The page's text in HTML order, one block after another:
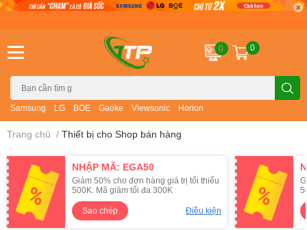
Samsung LG BOE Gaoke Viewsonic Horion
0 0
Trang chủ / Thiết bị cho Shop bán hàng
NHẬP MÃ: EGA50
Giảm 50% cho đơn hàng giá trị tối thiểu
500K. Mã giảm tối đa 300K
Sao chép
Điều kiện